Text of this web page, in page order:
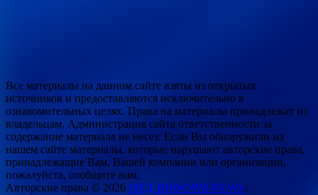
Все материалы на данном сайте взяты из открытых
источников и предоставляются исключительно в
ознакомительных целях. Права на материалы принадлежат их
владельцам. Администрация сайта ответственности за
содержание материала не несет. Если Вы обнаружили на
нашем сайте материалы, которые нарушают авторские права,
принадлежащие Вам, Вашей компании или организации,
пожалуйста, сообщите нам.
Авторские права © 2026 МЕД-ИНФОРМ-NEWS.